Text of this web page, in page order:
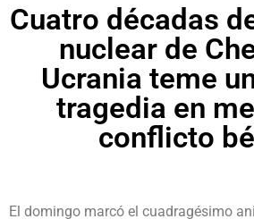
Cuatro décadas
nuclear de
Ucrania teme
tragedia en
conflicto
El domingo marcó el cuadragésimo